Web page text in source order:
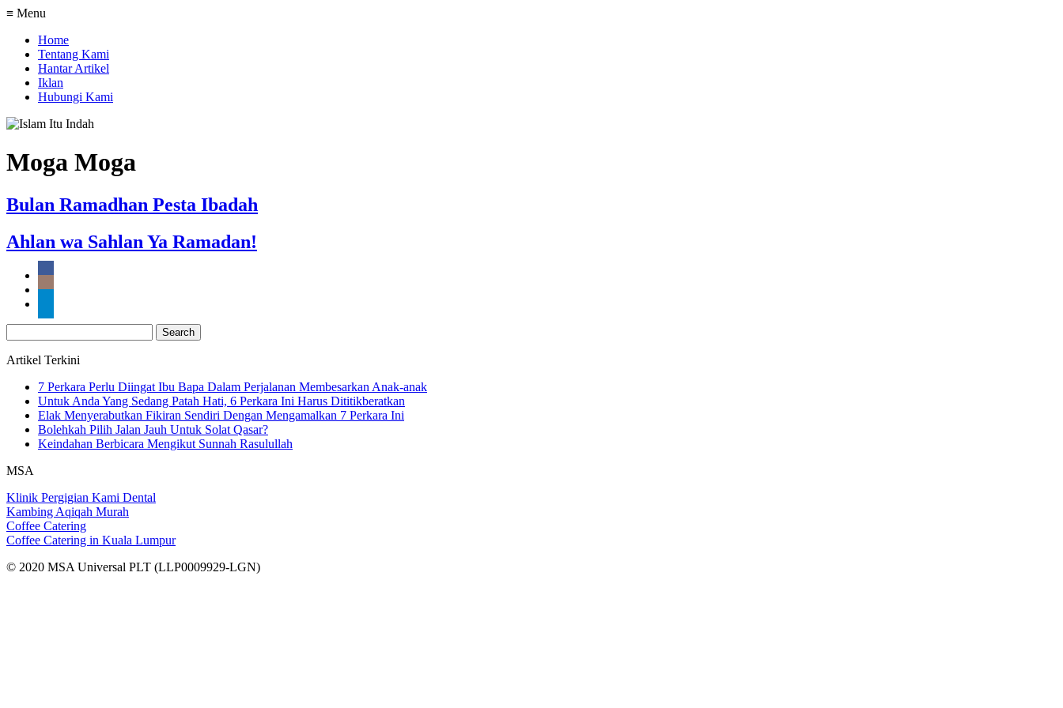
≡ Menu
Home
Tentang Kami
Hantar Artikel
Iklan
Hubungi Kami
Moga Moga
Bulan Ramadhan Pesta Ibadah
Ahlan wa Sahlan Ya Ramadan!
for:
Artikel Terkini
7 Perkara Perlu Diingat Ibu Bapa Dalam Perjalanan Membesarkan Anak-anak
Untuk Anda Yang Sedang Patah Hati, 6 Perkara Ini Harus Dititikberatkan
Elak Menyerabutkan Fikiran Sendiri Dengan Mengamalkan 7 Perkara Ini
Bolehkah Pilih Jalan Jauh Untuk Solat Qasar?
Keindahan Berbicara Mengikut Sunnah Rasulullah
MSA
Klinik Pergigian Kami Dental
Kambing Aqiqah Murah
Coffee Catering
Coffee Catering in Kuala Lumpur
© 2020 MSA Universal PLT (LLP0009929-LGN)